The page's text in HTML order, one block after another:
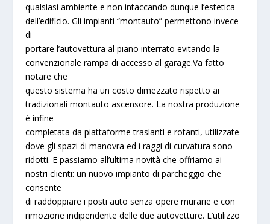
qualsiasi ambiente e non intaccando dunque l’estetica
dell’edificio. Gli impianti “montauto” permettono invece
di
portare l’autovettura al piano interrato evitando la
convenzionale rampa di accesso al garage.Va fatto
notare che
questo sistema ha un costo dimezzato rispetto ai
tradizionali montauto ascensore. La nostra produzione
è infine
completata da piattaforme traslanti e rotanti, utilizzate
dove gli spazi di manovra ed i raggi di curvatura sono
ridotti. E passiamo all’ultima novità che offriamo ai
nostri clienti: un nuovo impianto di parcheggio che
consente
di raddoppiare i posti auto senza opere murarie e con
rimozione indipendente delle due autovetture. L’utilizzo